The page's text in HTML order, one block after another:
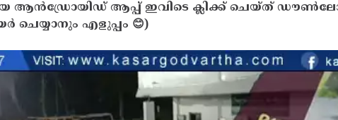
ആൻഡ്രോയിഡ് ആപ്പ് ഇവിടെ ക്ലിക്ക് ചെയ്ത്
ചെയ്യാനും എളുപ്പം 😊)